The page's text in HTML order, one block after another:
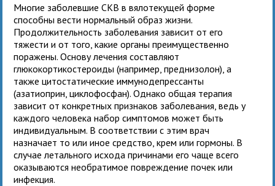
Многие заболевшие СКВ в вялотекущей форме
способны вести нормальный образ жизни.
Продолжительность заболевания зависит от его
тяжести и от того, какие органы преимущественно
поражены. Основу лечения составляют
глюкокортикостероиды (например, преднизолон), а
также цитостатические иммунодепрессанты
(азатиоприн, циклофосфан). Однако общая терапия
зависит от конкретных признаков заболевания, ведь у
каждого человека набор симптомов может быть
индивидуальным. В соответствии с этим врач
назначает то или иное средство, крем или гормоны. В
случае летального исхода причинами его чаще всего
оказываются необратимое повреждение почек или
инфекция.